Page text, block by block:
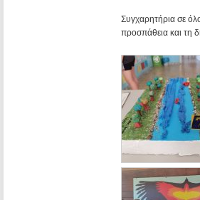
Συγχαρητήρια σε
προσπάθεια και τη